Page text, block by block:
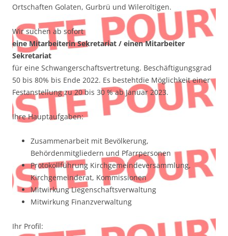
Ortschaften Golaten, Gurbrü und Wileroltigen.
Wir suchen ab sofort
eine Mitarbeiterin Sekretariat / einen Mitarbeiter
Sekretariat
für eine Schwangerschaftsvertretung. Beschäftigungsgrad
50 bis 80% bis Ende 2022. Es bestehtdie Möglichkeit einer
Festanstellung zu 20 bis 30 % ab Januar 2023.
Ihre Hauptaufgaben:
Zusammenarbeit mit Bevölkerung,
Behördenmitgliedern und Pfarrpersonen
Protokollführung Kirchgemeindeversammlung,
Kirchgemeinderat, Kommissionen
Mitwirkung Liegenschaftsverwaltung
Mitwirkung Finanzverwaltung
Ihr Profil: